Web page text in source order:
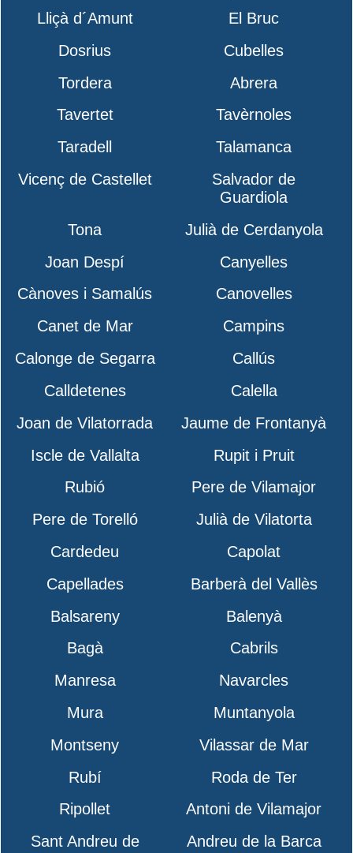
Lliçà d´Amunt
El Bruc
Dosrius
Cubelles
Tordera
Abrera
Tavertet
Tavèrnoles
Taradell
Talamanca
Vicenç de Castellet
Salvador de
Guardiola
Tona
Julià de Cerdanyola
Joan Despí
Canyelles
Cànoves i Samalús
Canovelles
Canet de Mar
Campins
Calonge de Segarra
Callús
Calldetenes
Calella
Joan de Vilatorrada
Jaume de Frontanyà
Iscle de Vallalta
Rupit i Pruit
Rubió
Pere de Vilamajor
Pere de Torelló
Julià de Vilatorta
Cardedeu
Capolat
Capellades
Barberà del Vallès
Balsareny
Balenyà
Bagà
Cabrils
Manresa
Navarcles
Mura
Muntanyola
Montseny
Vilassar de Mar
Rubí
Roda de Ter
Ripollet
Antoni de Vilamajor
Sant Andreu de
Andreu de la Barca